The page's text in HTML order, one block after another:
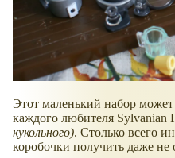
Этот маленький набор
каждого любителя Sylvanian
кукольного). Столько всего
коробочки получить даже